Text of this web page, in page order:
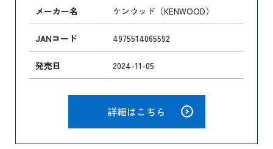
メーカー名 ケンウッド（KENWOOD）
JANコード 4975514065592
発売日 2024-11-05
詳細はこちら